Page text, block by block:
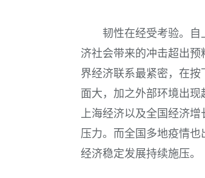
韧性在经受考验。自
济社会带来的冲击超出
界经济联系最紧密，在按
面大，加之外部环境出现
上海经济以及全国经济
压力。而全国多地疫情
经济稳定发展持续施压。